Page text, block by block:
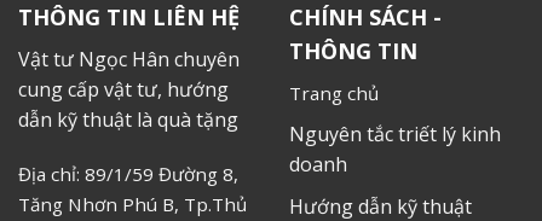
THÔNG TIN LIÊN HỆ
Vật tư Ngọc Hân chuyên
cung cấp vật tư, hướng
dẫn kỹ thuật là quà tặng
Địa chỉ: 89/1/59 Đường 8,
Tăng Nhơn Phú B, Tp.Thủ
CHÍNH SÁCH -
THÔNG TIN
Trang chủ
Nguyên tắc triết lý kinh
doanh
Hướng dẫn kỹ thuật